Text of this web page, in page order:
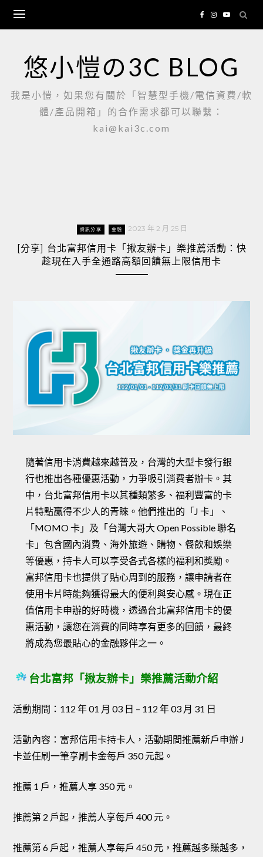
content
悠小愷の3C BLOG
我是小愷，如果您有關於「智慧型手機/電信資費/軟
體/產品開箱」的合作需求都可以聯繫：
kai@kai3c.com
資訊分享 金融 2023 年 2 月 25 日
[分享] 台北富邦信用卡「揪友辦卡」樂推薦活動：快
趁現在入手全通路高額回饋無上限信用卡
隨著信用卡消費越來越普及，台灣的大型卡發行銀
行也推出各種優惠活動，力爭吸引消費者辦卡。其
中，台北富邦信用卡以其種類繁多、福利豐富的卡
片特點贏得不少人的青睞。他們推出的「J 卡」、
「MOMO 卡」及「台灣大哥大 Open Possible 聯名
卡」包含國內消費、海外旅遊、購物、餐飲和娛樂
等優惠，持卡人可以享受各式各樣的福利和獎勵。
富邦信用卡也提供了貼心周到的服務，讓申請者在
使用卡片時能夠獲得最大的便利與安心感。現在正
值信用卡申辦的好時機，透過台北富邦信用卡的優
惠活動，讓您在消費的同時享有更多的回饋，最終
將成為您最貼心的金融夥伴之一。
台北富邦「揪友辦卡」樂推薦活動介紹
活動期間：112 年 01 月 03 日 – 112 年 03 月 31 日
活動內容：富邦信用卡持卡人，活動期間推薦新戶申辦 J
卡並任刷一筆享刷卡金每戶 350 元起。
推薦 1 戶，推薦人享 350 元。
推薦第 2 戶起，推薦人享每戶 400 元。
推薦第 6 戶起，推薦人享每戶 450 元，推薦越多賺越多，